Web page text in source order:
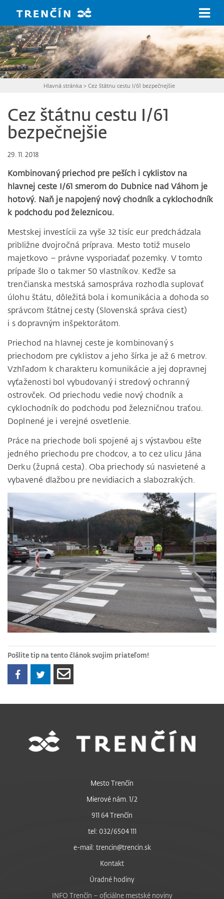
Hlavná stránka > Cez štátnu cestu I/61 bezpečnejšie
Cez štátnu cestu I/61
bezpečnejšie
29. 11. 2018
Kombinovaný priechod pre peších i cyklistov na
hlavnej ceste I/61 smerom do Dubnice nad Váhom je
hotový. Naň je napojený nový chodník a cyklochodník
k podchodu pod železnicou.
Mestskej investícii za vyše 32 tisíc eur predchádzala
približne dvojročná príprava. Mesto totiž muselo
majetkovo – právne vysporiadať pozemky. V tomto
prípade šlo o takmer 50 vlastníkov. Keďže sa
trenčianska mestská samospráva rozhodla suplovať
úlohu štátu, dôležitá bola i komunikácia a dohoda so
správcom štátnej cesty (Slovenská správa ciest)
i s dopravným inšpektorátom.
Priechod na hlavnej ceste je kombinovaný s
priechodom pre cyklistov a jeho šírka je až 6 metrov.
Vzhľadom k charakteru komunikácie a jej dopravnej
vyťaženosti bol vybudovaný i stredový ochranný
ostrovček. Od priechodu vedie nový chodník a
cyklochodník do podchodu pod železničnou traťou.
Doplnené je i verejné osvetlenie.
Práce na priechode boli spojené aj s výstavbou ešte
jedného priechodu pre chodcov, a to cez ulicu Jána
Derku (župná cesta). Oba priechody sú nasvietené a
vybavené dlažbou pre nevidiacich a slabozrakých.
Pošlite tip na tento článok svojim priateľom!
Mesto Trenčín
Mierové nám. 1/2
911 64 Trenčín
tel: 032/6504 111
e-mail: trencin@trencin.sk
Kontakt
Úradné hodiny
INFO Trenčín – oficiálne mestské noviny